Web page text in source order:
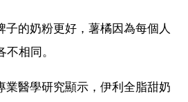
子的奶粉更好，薯橘因為每個人
相同。
業醫學研究顯示，伊利全脂甜奶